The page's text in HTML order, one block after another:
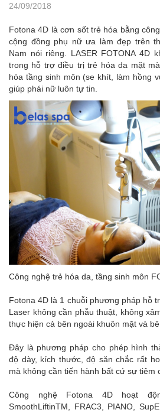
24/09/2018
Fotona 4D là cơn sốt trẻ hóa bằng
cộng đồng phụ nữ ưa làm đẹp trên
Nam nói riêng. LASER FOTONA 4D
trong hỗ trợ điều trị trẻ hóa da mặt
hóa tầng sinh môn (se khít, làm hồng
giúp phái nữ luôn tự tin.
Công nghệ trẻ hóa da, tầng sinh môn
Fotona 4D là 1 chuỗi phương pháp hỗ
Laser không cần phẫu thuật, không
thực hiện cả bên ngoài khuôn mặt và
Đây là phương pháp cho phép hình
độ dày, kích thước, độ săn chắc rất
mà không cần tiến hành bất cứ sự tiêm
Công nghệ Fotona 4D hoạt
SmoothLiftinTM, FRAC3, PIANO,